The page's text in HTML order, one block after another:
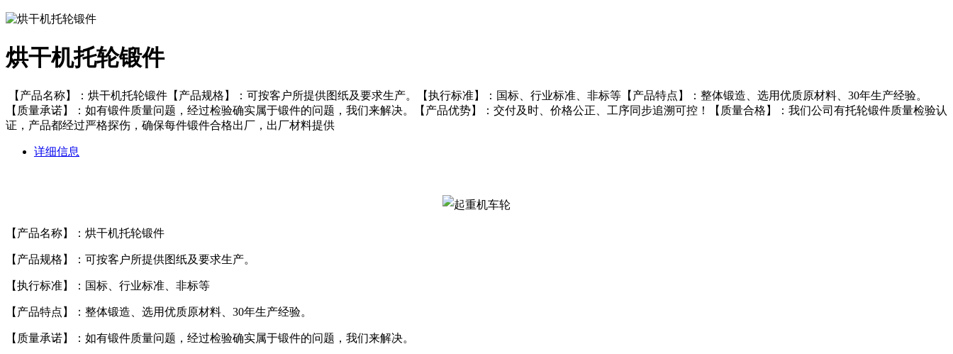
烘干机托轮锻件
【产品名称】：烘干机托轮锻件【产品规格】：可按客户所提供图纸及要求生产。【执行标准】：国标、行业标准、非标等【产品特点】：整体锻造、选用优质原材料、30年生产经验。
【质量承诺】：如有锻件质量问题，经过检验确实属于锻件的问题，我们来解决。【产品优势】：交付及时、价格公正、工序同步追溯可控！【质量合格】：我们公司有托轮锻件质量检验认
证，产品都经过严格探伤，确保每件锻件合格出厂，出厂材料提供
详细信息
【产品名称】：烘干机托轮锻件
【产品规格】：可按客户所提供图纸及要求生产。
【执行标准】：国标、行业标准、非标等
【产品特点】：整体锻造、选用优质原材料、30年生产经验。
【质量承诺】：如有锻件质量问题，经过检验确实属于锻件的问题，我们来解决。